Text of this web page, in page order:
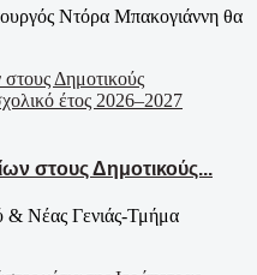
Ντόρα Μπακογιάννη θα
στους Δημοτικούς...
& Νέας Γενιάς-Τμήμα